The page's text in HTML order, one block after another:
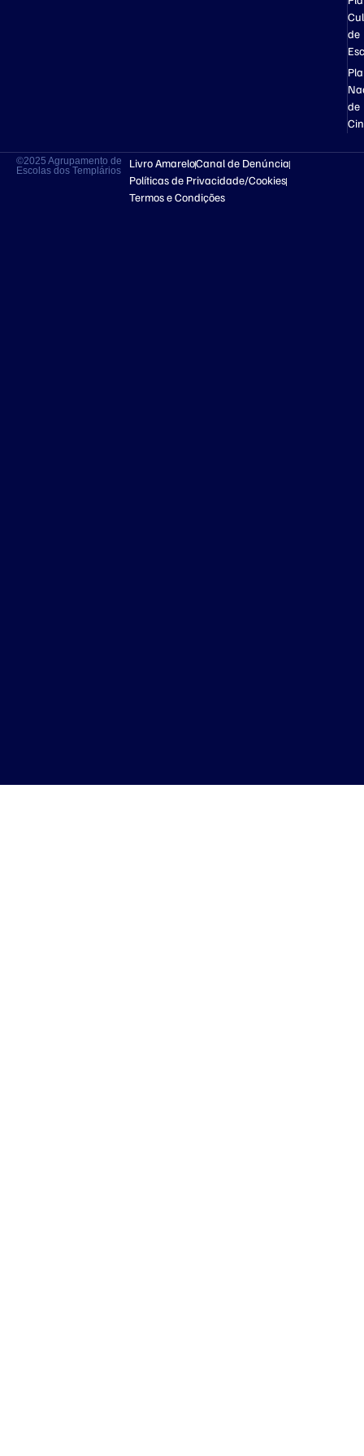
de
de
©2025 Agrupamento de
Escolas dos Templários
Livro AmareloCanal de Denúncia
Políticas de Privacidade/Cookies
Termos e Condições